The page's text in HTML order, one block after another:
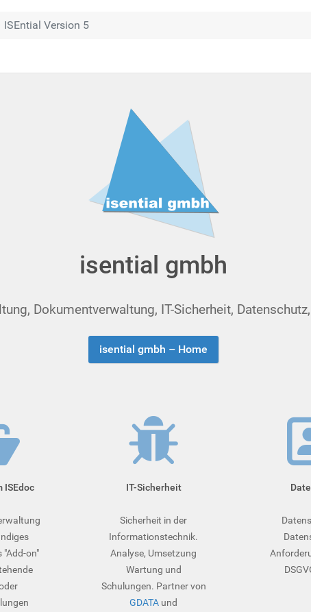
Version 5
isential gmbh
Dokumentverwaltung, IT-Sicherheit,
isential gmbh – Home
ISEdoc
"Add-on"
IT-Sicherheit
Sicherheit in der
Informationstechnik.
Analyse, Umsetzung
Wartung und
Schulungen. Partner von
GDATA und